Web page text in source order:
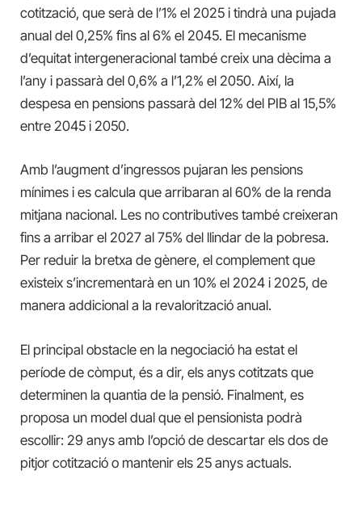
cotització, que serà de l’1% el 2025 i tindrà una pujada
anual del 0,25% fins al 6% el 2045. El mecanisme
d’equitat intergeneracional també creix una dècima a
l’any i passarà del 0,6% a l’1,2% el 2050. Així, la
despesa en pensions passarà del 12% del PIB al 15,5%
entre 2045 i 2050.
Amb l’augment d’ingressos pujaran les pensions
mínimes i es calcula que arribaran al 60% de la renda
mitjana nacional. Les no contributives també creixeran
fins a arribar el 2027 al 75% del llindar de la pobresa.
Per reduir la bretxa de gènere, el complement que
existeix s’incrementarà en un 10% el 2024 i 2025, de
manera addicional a la revalorització anual.
El principal obstacle en la negociació ha estat el
període de còmput, és a dir, els anys cotitzats que
determinen la quantia de la pensió. Finalment, es
proposa un model dual que el pensionista podrà
escollir: 29 anys amb l’opció de descartar els dos de
pitjor cotització o mantenir els 25 anys actuals.